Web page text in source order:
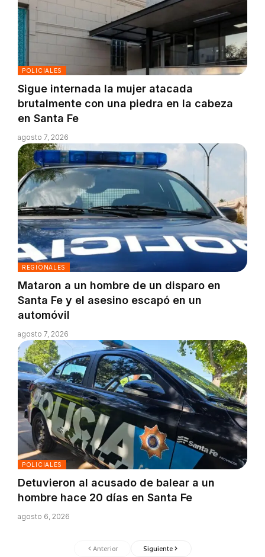
POLICIALES
Sigue internada la mujer atacada
brutalmente con una piedra en la cabeza
en Santa Fe
agosto 7, 2026
REGIONALES
Mataron a un hombre de un disparo en
Santa Fe y el asesino escapó en un
automóvil
agosto 7, 2026
POLICIALES
Detuvieron al acusado de balear a un
hombre hace 20 días en Santa Fe
agosto 6, 2026
Anterior Siguiente